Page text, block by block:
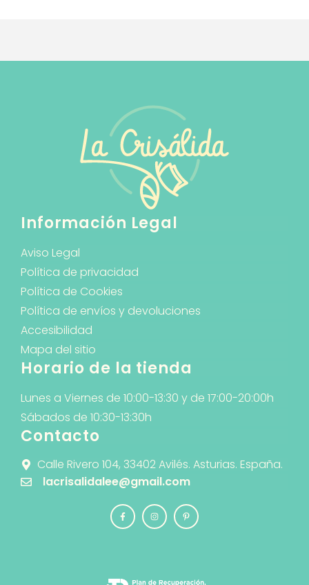
Información Legal
Aviso Legal
Política de privacidad
Política de Cookies
Política de envíos y devoluciones
Accesibilidad
Mapa del sitio
Horario de la tienda
Lunes a Viernes de 10:00-13:30 y de 17:00-20:00h
Sábados de 10:30-13:30h
Contacto
Calle Rivero 104, 33402 Avilés. Asturias. España.
lacrisalidalee@gmail.com